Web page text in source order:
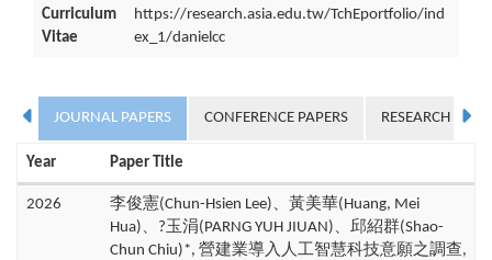
Curriculum
Vitae
https://research.asia.edu.tw/TchEportfolio/ind
ex_1/danielcc
JOURNAL PAPERS CONFERENCE PAPERS RESEARCH
Year Paper Title
2026
李俊憲(Chun-Hsien Lee)、黃美華(Huang, Mei
Hua)、?玉涓(PARNG YUH JIUAN)、邱紹群(Shao-
Chun Chiu)*, 營建業導入人工智慧科技意願之調查,